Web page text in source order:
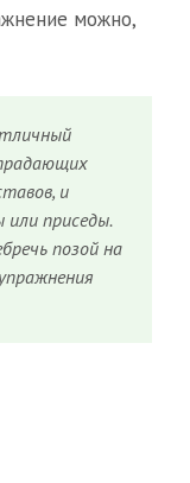
можно,
и
приседы.
позой на